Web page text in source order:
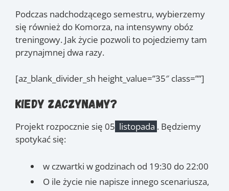
Podczas nadchodzącego semestru, wybierzemy
się również do Komorza, na intensywny obóz
treningowy. Jak życie pozwoli to pojedziemy tam
przynajmnej dwa razy.
[az_blank_divider_sh height_value=”35″ class=””]
Kiedy zaczynamy?
Projekt rozpocznie się 05 listopada . Będziemy
spotykać się:
w czwartki w godzinach od 19:30 do 22:00
O ile życie nie napisze innego scenariusza,